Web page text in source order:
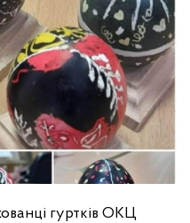
гуртків ОКЦ